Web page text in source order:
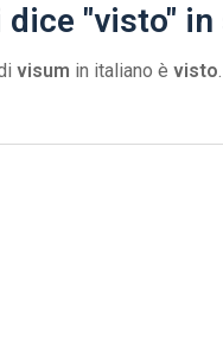
dice "visto" in
visum in italiano è visto.